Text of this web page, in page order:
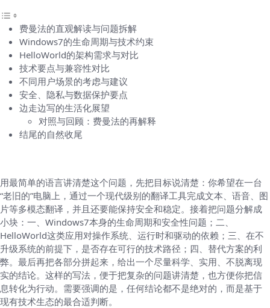
费曼法的直观解读与问题拆解
Windows7的生命周期与技术约束
HelloWorld的架构需求与对比
技术要点与兼容性对比
不同用户场景的考虑与建议
安全、隐私与数据保护要点
边走边写的生活化展望
对照与回顾：费曼法的再解释
结尾的自然收尾
用最简单的语言讲清楚这个问题，先把目标说清楚：你希望在一台
“老旧的”电脑上，通过一个现代级别的翻译工具完成文本、语音、图
片等多模态翻译，并且还要能保持安全和稳定。接着把问题分解成
小块：一、Windows7本身的生命周期和安全性问题；二、
HelloWorld这类应用对操作系统、运行时和驱动的依赖；三、在不
升级系统的前提下，是否存在可行的技术路径；四、替代方案的利
弊。最后再把各部分拼起来，给出一个尽量科学、实用、不脱离现
实的结论。这样的写法，便于把复杂的问题讲清楚，也方便你把信
息转化为行动。需要强调的是，任何结论都不是绝对的，而是基于
现有技术生态的最合适判断。